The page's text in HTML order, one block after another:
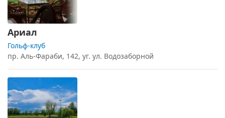
Ариал
Гольф-клуб
пр. Аль-Фараби, 142, уг. ул. Водозаборной